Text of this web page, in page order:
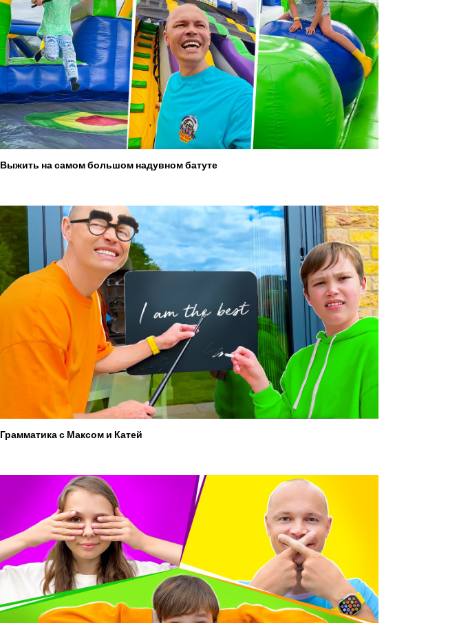
Выжить на самом большом надувном батуте
Грамматика с Максом и Катей